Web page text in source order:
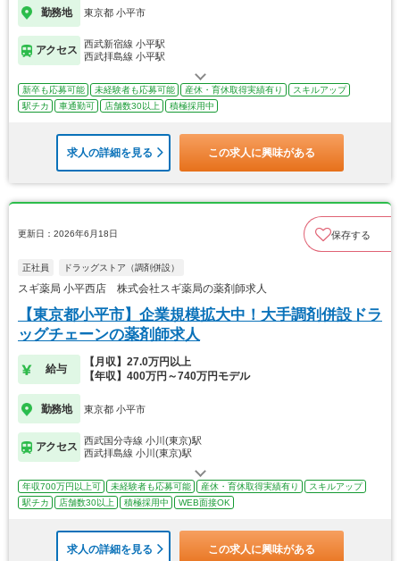
勤務地 東京都 小平市
アクセス
西武新宿線 小平駅
西武拝島線 小平駅
新卒も応募可能 未経験者も応募可能 産休・育休取得実績有り
スキルアップ
駅チカ
車通勤可 店舗数30以上 積極採用中
求人の詳細を見る この求人に興味がある
更新日：2026年6月18日 保存する
正社員 ドラッグストア（調剤併設）
スギ薬局 小平西店 株式会社スギ薬局の薬剤師求人
【東京都小平市】企業規模拡大中！大手調剤併設ドラ
ッグチェーンの薬剤師求人
給与
【月収】27.0万円以上
【年収】400万円～740万円モデル
勤務地 東京都 小平市
アクセス
西武国分寺線 小川(東京)駅
西武拝島線 小川(東京)駅
年収700万円以上可 未経験者も応募可能 産休・育休取得実績有り
スキルアップ
駅チカ
店舗数30以上 積極採用中 WEB面接OK
求人の詳細を見る この求人に興味がある